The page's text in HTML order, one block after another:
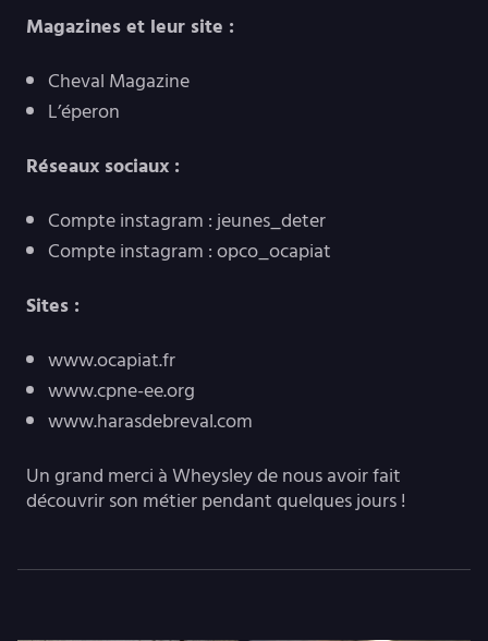
Magazines et leur site :
Cheval Magazine
L’éperon
Réseaux sociaux :
Compte instagram : jeunes_deter
Compte instagram : opco_ocapiat
Sites :
www.ocapiat.fr
www.cpne-ee.org
www.harasdebreval.com
Un grand merci à Wheysley de nous avoir fait
découvrir son métier pendant quelques jours !